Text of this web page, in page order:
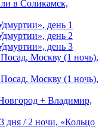
в Соликамск,
день 1
день 2
день 3
Москву (1 ночь),
Москву (1 ночь),
+ Владимир,
дня / 2 ночи, «Кольцо